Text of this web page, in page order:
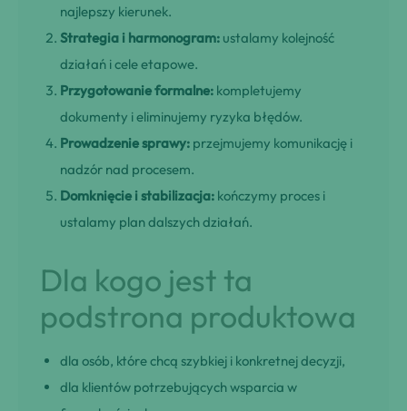
najlepszy kierunek.
Strategia i harmonogram: ustalamy kolejność
działań i cele etapowe.
Przygotowanie formalne: kompletujemy
dokumenty i eliminujemy ryzyka błędów.
Prowadzenie sprawy: przejmujemy komunikację i
nadzór nad procesem.
Domknięcie i stabilizacja: kończymy proces i
ustalamy plan dalszych działań.
Dla kogo jest ta
podstrona produktowa
dla osób, które chcą szybkiej i konkretnej decyzji,
dla klientów potrzebujących wsparcia w